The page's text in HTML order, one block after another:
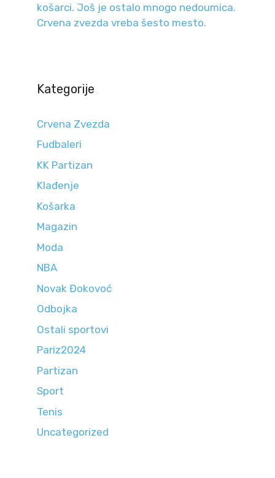
košarci. Još je ostalo mnogo nedoumica.
Crvena zvezda vreba šesto mesto.
Kategorije
Crvena Zvezda
Fudbaleri
KK Partizan
Klađenje
Košarka
Magazin
Moda
NBA
Novak Đokovoć
Odbojka
Ostali sportovi
Pariz2024
Partizan
Sport
Tenis
Uncategorized